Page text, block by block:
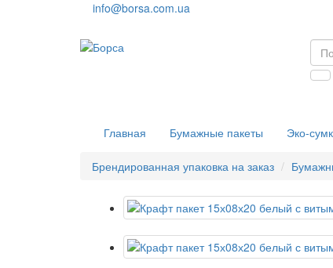
info@borsa.com.ua
Главная Бумажные пакеты Эко-
Брендированная упаковка на заказ